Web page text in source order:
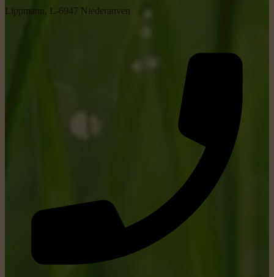
Lippmann, L-6947 Niederanven